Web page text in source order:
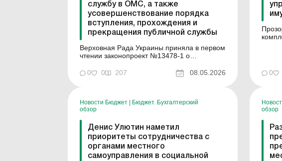
службу в ОМС, а также
усовершенствование порядка
вступления, прохождения и
прекращения публичной службы
Верховная Рада Украины приняла в первом
чтении законопроект №13478-1 о
государственную службу и службу в органах
местного самоуправления, а также
службы. Кадровый голод, амбициозные
цели, стоящие п...
0 0 207 08.05.2026
участков. В справочнике
0
Новости Бюджет | Бюджет. Бухгалтерский
обзор
Денис Улютин наметил
приоритеты сотрудничества с
органами местного
самоуправления в социальной
обзор